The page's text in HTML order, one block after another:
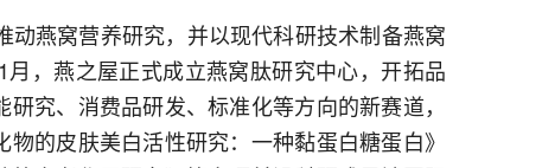
燕窝营养研究，并以现代科研技术制备燕窝
，燕之屋正式成立燕窝肽研究中心，开拓品
究、消费品研发、标准化等方向的新赛道，
的皮肤美白活性研究：一种黏蛋白糖蛋白》